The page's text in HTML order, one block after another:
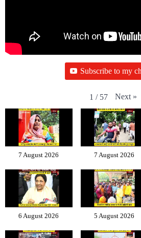
Subscribe to my
1 / 57 Next »
7 August 2026 7 August 2026
6 August 2026 5 August 2026